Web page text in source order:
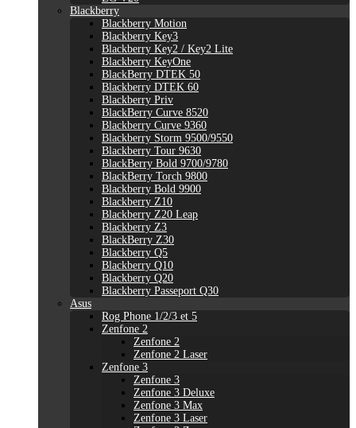
Blackberry
Blackberry Motion
Blackberry Key3
Blackberry Key2 / Key2 Lite
Blackberry KeyOne
BlackBerry DTEK 50
Blackberry DTEK 60
Blackberry Priv
BlackBerry Curve 8520
Blackberry Curve 9360
Blackberry Storm 9500/9550
Blackberry Tour 9630
BlackBerry Bold 9700/9780
BlackBerry Torch 9800
Blackberry Bold 9900
Blackberry Z10
Blackberry Z20 Leap
Blackberry Z3
BlackBerry Z30
Blackberry Q5
Blackberry Q10
Blackberry Q20
Blackberry Passeport Q30
Asus
Rog Phone 1/2/3 et 5
Zenfone 2
Zenfone 2
Zenfone 2 Laser
Zenfone 3
Zenfone 3
Zenfone 3 Deluxe
Zenfone 3 Max
Zenfone 3 Laser